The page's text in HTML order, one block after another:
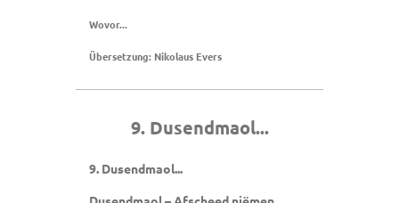
Wovor...
Übersetzung: Nikolaus Evers
9. Dusendmaol...
9. Dusendmaol...